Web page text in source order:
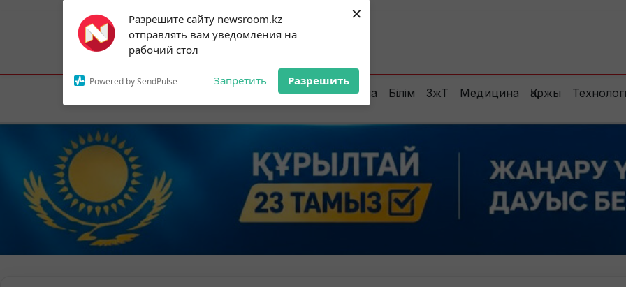
Разрешите сайту newsroom.kz
отправлять вам уведомления на
рабочий стол
Powered by SendPulse Запретить Разрешить
×
Subscribe to our
notifications!
To enable permission prompts, click on
the notification icon
Астана:22°C Алматы:28°C Шымкент:
Елорда Сараптама Білім ЗжТ Медицина Қаржы